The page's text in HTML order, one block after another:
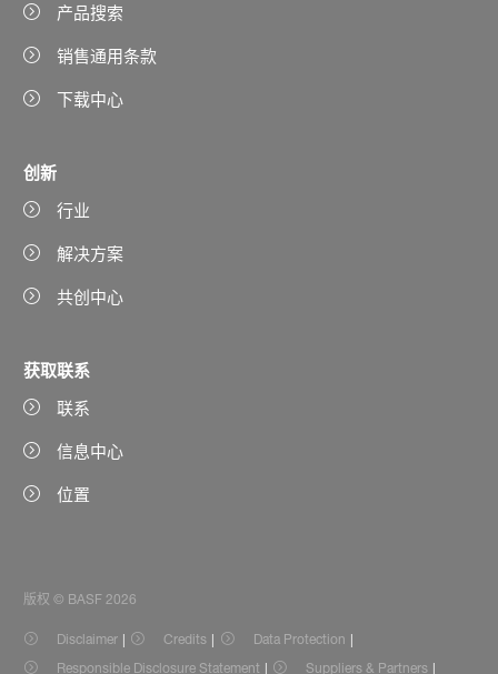
产品搜索
销售通用条款
下载中心
创新
行业
解决方案
共创中心
获取联系
联系
信息中心
位置
版权 © BASF 2026
Disclaimer Credits
Data Protection
Responsible Disclosure Statement
Suppliers & Partners